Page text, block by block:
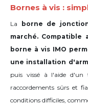
Bornes à vis :
La
borne de
marché. Compatible
borne à vis IMO
une installation
puis vissé à l'aide d'un
raccordements sûrs et
conditions difficiles,